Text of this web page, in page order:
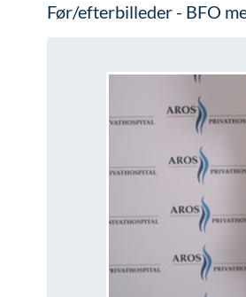
Før/efterbilleder - BFO